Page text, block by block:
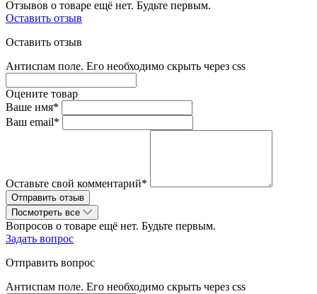
Отзывов о товаре ещё нет. Будьте первым.
Оставить отзыв
Оставить отзыв
Антиспам поле. Его необходимо скрыть через css
Оцените товар
Ваше имя*
Ваш email*
Оставьте свой комментарий*
Посмотреть все
Вопросов о товаре ещё нет. Будьте первым.
Задать вопрос
Отправить вопрос
Антиспам поле. Его необходимо скрыть через css